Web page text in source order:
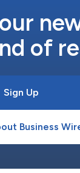
of
Sign Up
Business